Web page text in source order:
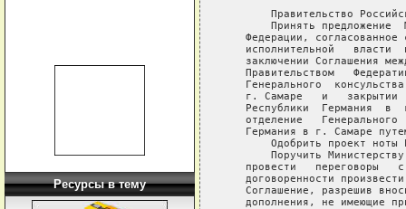
Ресурсы в тему
Правительство
Принять предложение
Федерации, согласованное
исполнительной   власти
заключении Соглашения
Правительством
Генерального
г. Самаре   и   закрытии
Республики  Германия  в
отделение   Генерального
Германия в г. Самаре
Одобрить проект ноты
Поручить
провести   переговоры
договоренности
Соглашение, разрешив
дополнения, не имеющие